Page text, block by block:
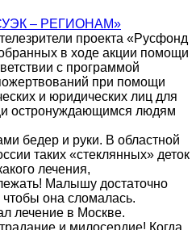
– РЕГИОНАМ»
проекта «Русфонд
в ходе акции помощи
с программой
при помощи
и юридических лиц для
остронуждающимся людям
бедер и руки. В областной
таких «стеклянных» деток
лечения,
Малышу достаточно
чтобы она сломалась.
лечение в Москве.
и милосердие! Когда